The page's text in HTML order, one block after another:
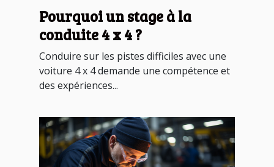
Pourquoi un stage à la
conduite 4 x 4 ?
Conduire sur les pistes difficiles avec une
voiture 4 x 4 demande une compétence et
des expériences...